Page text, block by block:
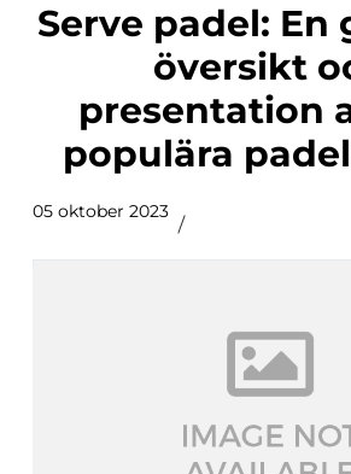
Serve padel: En grundlig
översikt
presentation
populära
05 oktober 2023